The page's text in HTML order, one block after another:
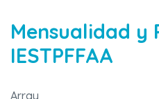
Mensualidad y
IESTPFFAA
Array